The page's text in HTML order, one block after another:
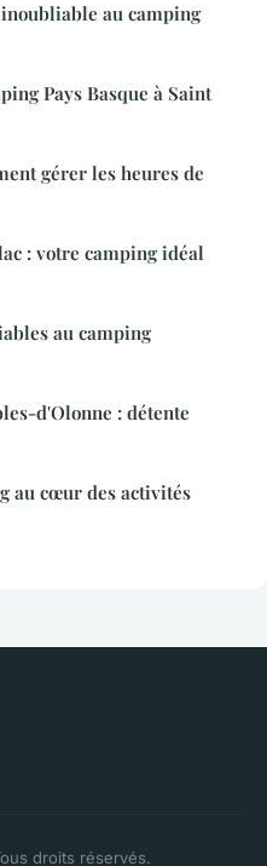
au camping
Pays Basque à Saint
gérer les heures de
: votre camping idéal
au camping
d'Olonne : détente
au cœur des activités
droits réservés.